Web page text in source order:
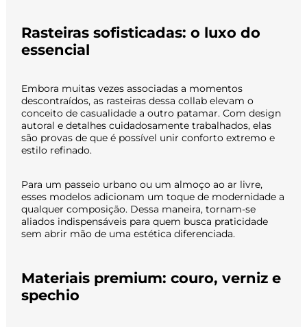
Rasteiras sofisticadas: o luxo do
essencial
Embora muitas vezes associadas a momentos
descontraídos, as rasteiras dessa collab elevam o
conceito de casualidade a outro patamar. Com design
autoral e detalhes cuidadosamente trabalhados, elas
são provas de que é possível unir conforto extremo e
estilo refinado.
Para um passeio urbano ou um almoço ao ar livre,
esses modelos adicionam um toque de modernidade a
qualquer composição. Dessa maneira, tornam-se
aliados indispensáveis para quem busca praticidade
sem abrir mão de uma estética diferenciada.
Materiais premium: couro, verniz e
spechio